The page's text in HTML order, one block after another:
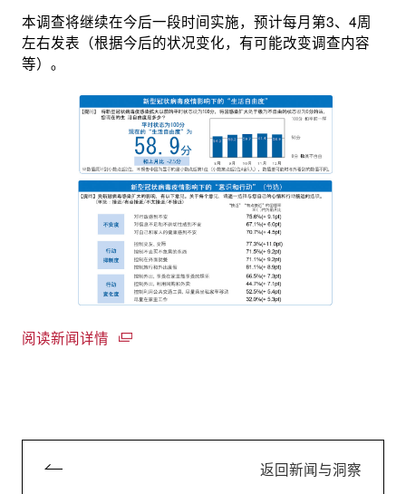
本调查将继续在今后一段时间实施，预计每月第3、4周
左右发表（根据今后的状况变化，有可能改变调查内容
等）｡
阅读新闻详情
返回新闻与洞察